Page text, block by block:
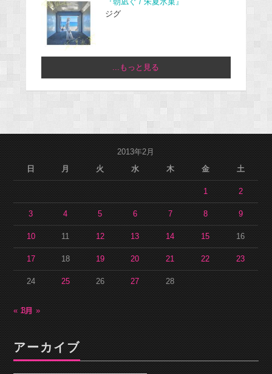
ジグ
...もっと見る
2013年2月
日
月 火 水 木 金 土
1 2
3 4 5 6 7 8 9
10 11 12 13 14 15 16
17 18 19 20 21 22 23
24 25 26 27 28
« 1月3月 »
アーカイブ